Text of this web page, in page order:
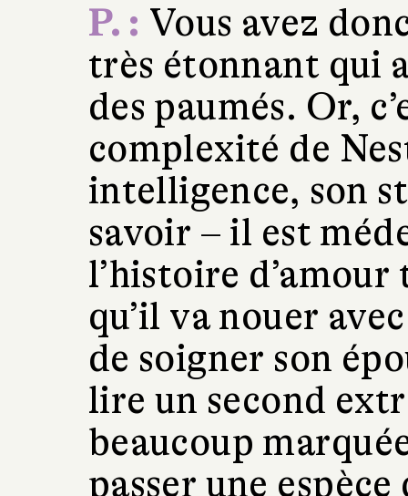
P. : Vous avez
très étonnant qui
des paumés. Or,
complexité de
intelligence, son
savoir – il est
l’histoire
qu’il va nouer
de soigner son
lire un second
beaucoup
passer une